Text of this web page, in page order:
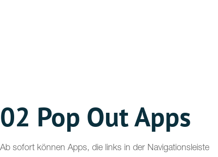
02 Pop Out Apps
Ab sofort können Apps, die links in der Navigationsleiste